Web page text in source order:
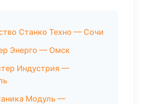
Станко Техно — Сочи
Энерго — Омск
Индустрия —
Модуль —